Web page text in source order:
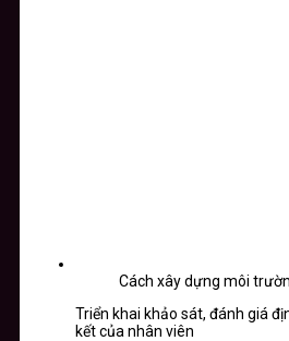
Cách xây dựng môi
Triển khai khảo sát, đánh giá
kết của nhân viên